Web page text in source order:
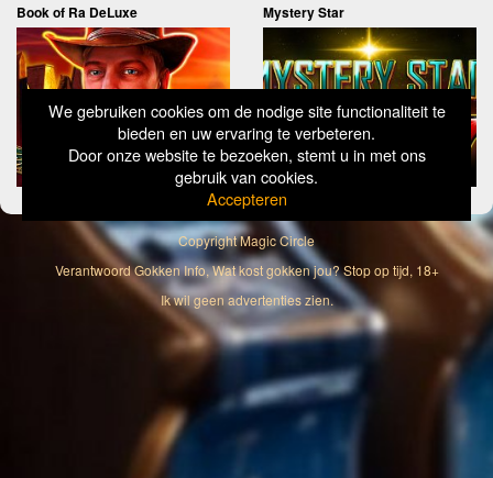
We gebruiken cookies om de nodige site functionaliteit te
bieden en uw ervaring te verbeteren.
Door onze website te bezoeken, stemt u in met ons
gebruik van cookies.
Accepteren
Book of Ra DeLuxe Mystery Star
CopyrightMagic Circle
Verantwoord Gokken Info, Wat kost gokken jou? Stop op tijd, 18+
Ik wil geen advertenties zien.